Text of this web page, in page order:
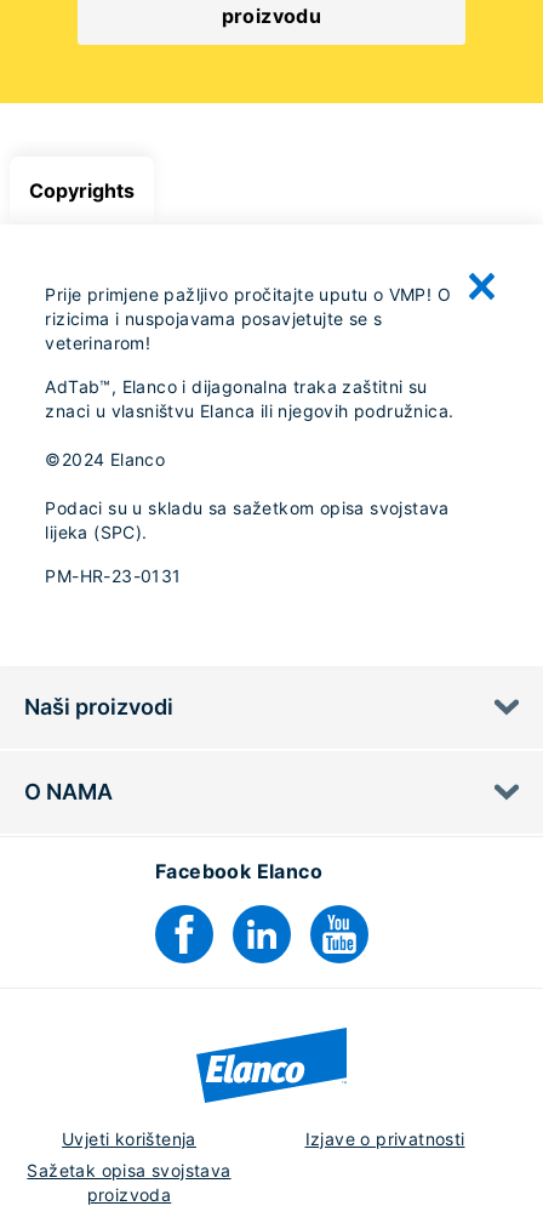
proizvodu
Copyrights
Prije primjene pažljivo pročitajte uputu o VMP! O
rizicima i nuspojavama posavjetujte se s
veterinarom!
AdTab™, Elanco i dijagonalna traka zaštitni su
znaci u vlasništvu Elanca ili njegovih podružnica.
©2024 Elanco
Podaci su u skladu sa sažetkom opisa svojstava
lijeka (SPC).
PM-HR-23-0131
Naši proizvodi
O NAMA
Facebook Elanco
Uvjeti korištenja
Izjave o privatnosti
Sažetak opisa svojstava
proizvoda